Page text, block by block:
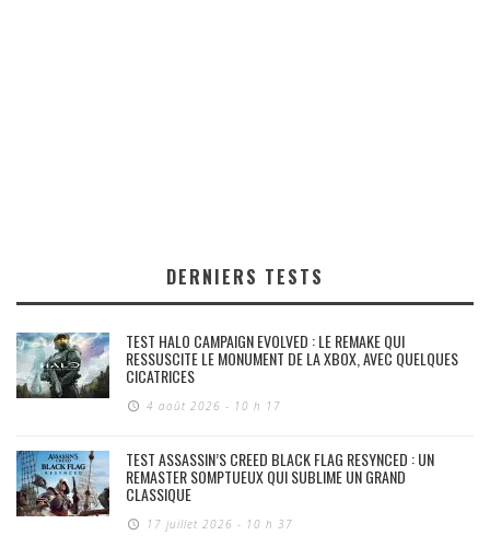
DERNIERS TESTS
TEST HALO CAMPAIGN EVOLVED : LE REMAKE QUI
RESSUSCITE LE MONUMENT DE LA XBOX, AVEC QUELQUES
CICATRICES
4 août 2026 - 10 h 17
TEST ASSASSIN’S CREED BLACK FLAG RESYNCED : UN
REMASTER SOMPTUEUX QUI SUBLIME UN GRAND
CLASSIQUE
17 juillet 2026 - 10 h 37